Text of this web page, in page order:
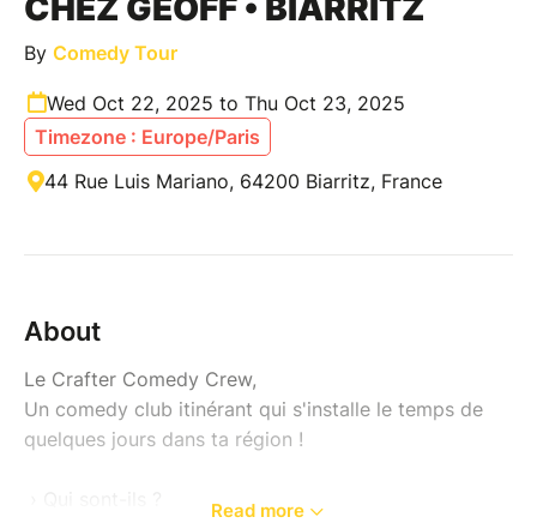
CHEZ GEOFF • BIARRITZ
By Comedy Tour
Wed Oct 22, 2025 to Thu Oct 23, 2025
Timezone : Europe/Paris
44 Rue Luis Mariano, 64200 Biarritz, France
About
Le Crafter Comedy Crew,
Un comedy club itinérant qui s'installe le temps de
quelques jours dans ta région !
Read more